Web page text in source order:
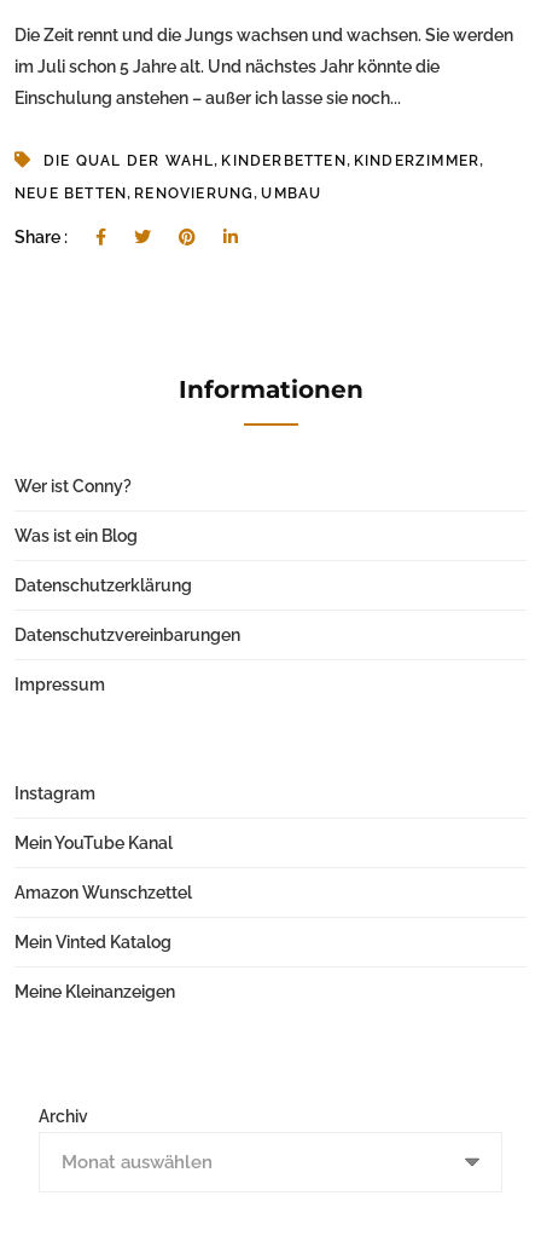
Die Zeit rennt und die Jungs wachsen und wachsen. Sie werden
im Juli schon 5 Jahre alt. Und nächstes Jahr könnte die
Einschulung anstehen – außer ich lasse sie noch...
DIE QUAL DER WAHL, KINDERBETTEN , KINDERZIMMER,
NEUE BETTEN, RENOVIERUNG,UMBAU
Share :
Informationen
Wer ist Conny?
Was ist ein Blog
Datenschutzerklärung
Datenschutzvereinbarungen
Impressum
Instagram
Mein YouTube Kanal
Amazon Wunschzettel
Mein Vinted Katalog
Meine Kleinanzeigen
Archiv